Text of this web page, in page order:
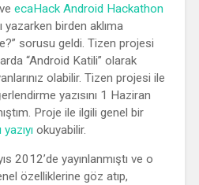
ve ecaHack Android Hackathon
yazarken birden aklıma
sorusu geldi. Tizen projesi
“Android Katili” olarak
olabilir. Tizen projesi ile
yazısını 1 Haziran
Proje ile ilgili genel bir
okuyabilir.
2012’de yayınlanmıştı ve o
özelliklerine göz atıp,